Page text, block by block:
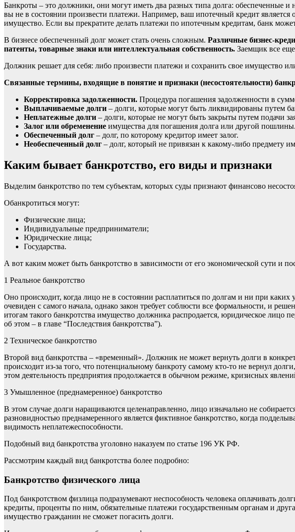
Банкроты – это должники, они могут иметь два разных типа долга: обеспеченные
вы не в состоянии произвести платежи. Например, ваш ипотечный кредит
имущество. Если вы прекратите делать платежи по ипотечным кредитам, банк
В бизнесе обеспеченный долг может стать очень сложным. Различные бизнес-
патенты, товарные знаки или интеллектуальная собственность. Заемщик все еще
Должник решает для себя: либо произвести платежи и сохранить свое имущество
Связанные термины, входящие в понятие и признаки (несостоятельности)
Корректировка задолженности. Процедура погашения задолженности в
Выплачиваемые долги – долги, которые могут быть ликвидированы путем
Неплатежные долги – долги, которые не могут быть закрыты путем подачи
Залог или обременение имущества для погашения долга или другой пошлины.
Обеспеченный долг – долг, по которому кредитор имеет залог.
Необеспеченный долг – долг, который не привязан к какому-либо предмету
Каким бывает банкротство, его виды и признаки
Выделим банкротство по тем субъектам, которых суды признают финансово
Обанкротиться могут:
Физические лица;
Индивидуальные предприниматели;
Юридические лица;
Государства.
А вот каким может быть банкротство в зависимости от его экономической сути и
1 Реальное банкротство
Оно происходит, когда лицо не в состоянии расплатиться по долгам и ни при
очевиден с самого начала, однако закон требует соблюсти все формальности, и
итогам такого банкротства имущество должника распродается, юридическое лицо
об этом – в главе “Последствия банкротства”).
2 Техническое банкротство
Второй вид банкротства – «временный». Должник не может вернуть долги в
происходит из-за того, что потенциальному банкроту самому кто-то не вернул
этом деятельность предприятия продолжается в обычном режиме, кризисных
3 Умышленное (преднамеренное) банкротство
В этом случае долги наращиваются целенаправленно, лицо изначально не
разновидностью преднамеренного является фиктивное банкротство, когда
видимость неплатежеспособности.
Подобный вид банкротства уголовно наказуем по статье 196 УК РФ.
Рассмотрим каждый вид банкротства более подробно:
Банкротство физического лица
Под банкротством физлица подразумевают неспособность человека оплачивать
кредиты, проценты по ним, обязательные платежи государственным органам и
имущество гражданин не сможет погасить долги.